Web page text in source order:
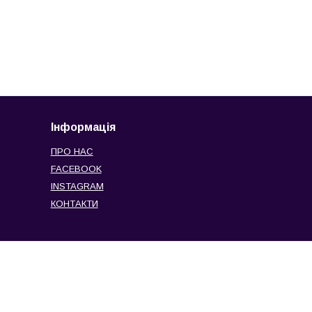
Інформація
ПРО НАС
FACEBOOK
INSTAGRAM
КОНТАКТИ